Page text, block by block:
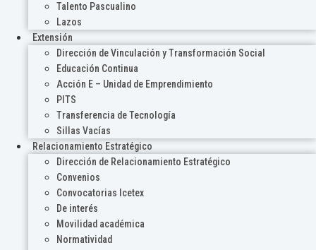
Talento Pascualino
Lazos
Extensión
Dirección de Vinculación y Transformación Social
Educación Continua
Acción E – Unidad de Emprendimiento
PITS
Transferencia de Tecnología
Sillas Vacías
Relacionamiento Estratégico
Dirección de Relacionamiento Estratégico
Convenios
Convocatorias Icetex
De interés
Movilidad académica
Normatividad